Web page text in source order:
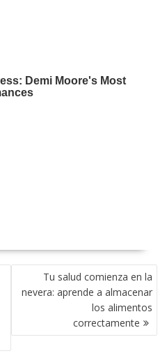
Tu salud comienza en la
nevera: aprende a almacenar
los alimentos
correctamente